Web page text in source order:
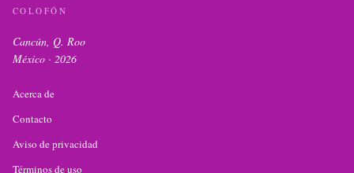
COLOFÓN
Cancún, Q. Roo
México · 2026
Acerca de
Contacto
Aviso de privacidad
Términos de uso